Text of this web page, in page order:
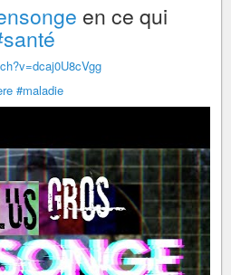
en ce qui
#maladie